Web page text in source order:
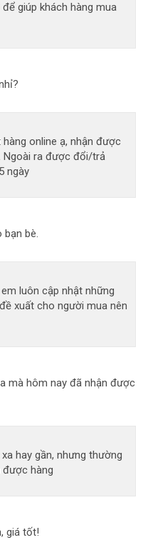
giúp khách hàng mua
online ạ, nhận được
Ngoài ra được đổi/trả
ngày
bè.
luôn cập nhật những
xuất cho người mua nên
mà hôm nay đã nhận được
hay gần, nhưng thường
được hàng
giá tốt!